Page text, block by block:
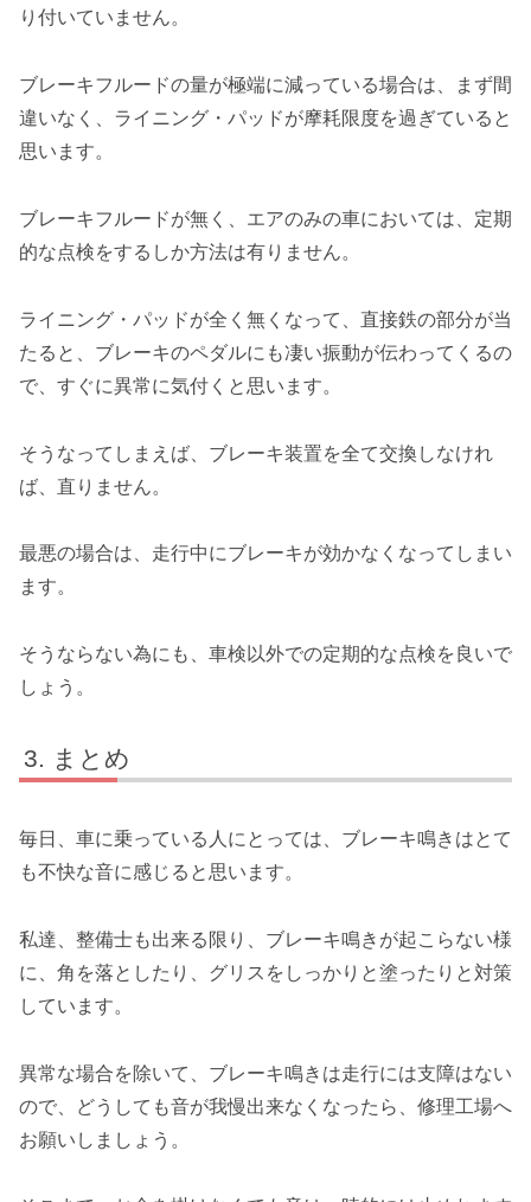
り付いていません。
ブレーキフルードの量が極端に減っている場合は、まず間
違いなく、ライニング・パッドが摩耗限度を過ぎていると
思います。
ブレーキフルードが無く、エアのみの車においては、定期
的な点検をするしか方法は有りません。
ライニング・パッドが全く無くなって、直接鉄の部分が当
たると、ブレーキのペダルにも凄い振動が伝わってくるの
で、すぐに異常に気付くと思います。
そうなってしまえば、ブレーキ装置を全て交換しなけれ
ば、直りません。
最悪の場合は、走行中にブレーキが効かなくなってしまい
ます。
そうならない為にも、車検以外での定期的な点検を良いで
しょう。
まとめ
毎日、車に乗っている人にとっては、ブレーキ鳴きはとて
も不快な音に感じると思います。
私達、整備士も出来る限り、ブレーキ鳴きが起こらない様
に、角を落としたり、グリスをしっかりと塗ったりと対策
しています。
異常な場合を除いて、ブレーキ鳴きは走行には支障はない
ので、どうしても音が我慢出来なくなったら、修理工場へ
お願いしましょう。